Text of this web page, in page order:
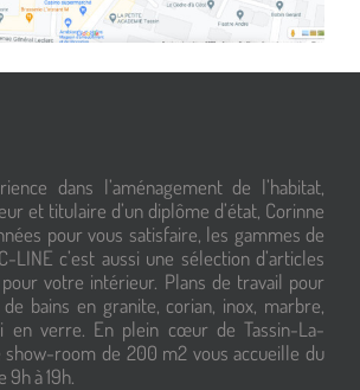
dans l’aménagement de l’habitat,
et titulaire d’un diplôme d’état, Corinne
pour vous satisfaire, les gammes de
LINE c’est aussi une sélection d’articles
pour votre intérieur. Plans de travail pour
bains en granite, corian, inox, marbre,
en verre. En plein cœur de Tassin-La-
show-room de 200 m2 vous accueille du
9h à 19h.